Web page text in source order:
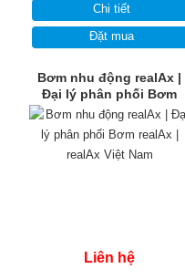
Chi tiết
Đặt mua
Bơm nhu động realAx |
Đại lý phân phối Bơm
realAx | realAx Việt Nam
Liên hệ